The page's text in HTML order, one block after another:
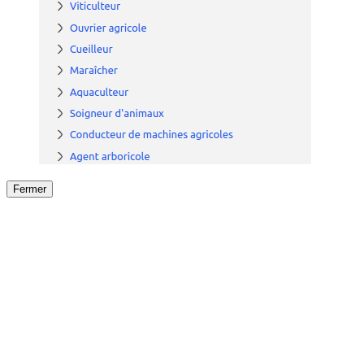
Fermer